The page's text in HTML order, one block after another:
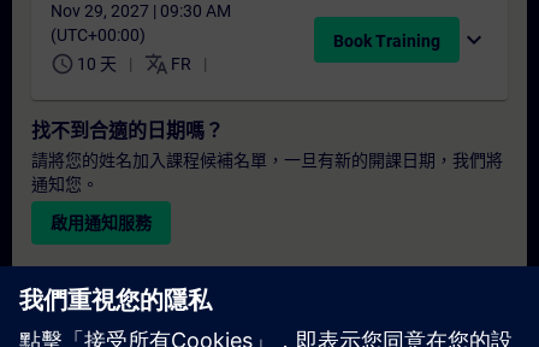
Nov 29, 2027 | 09:30 AM
(UTC+00:00)
schedule 10 天 translate FR
Book Training expand_more
找不到合適的日期嗎？
請將您的姓名加入課程候補名單，一旦有新的開課日期，我們將
通知您。
啟用通知服務
個人化報價